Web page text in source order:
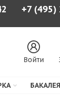
+7
Войти
БАКАЛЕЯ